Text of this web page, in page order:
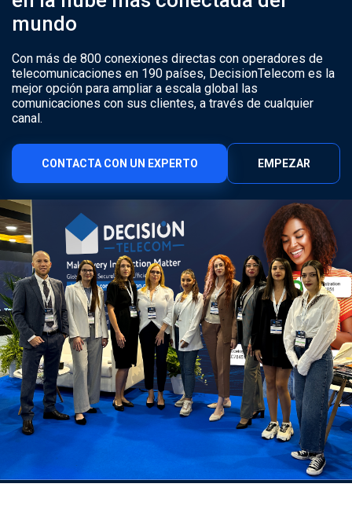
mundo
Con más de 800 conexiones directas con operadores de
telecomunicaciones en 190 países, DecisionTelecom es la
mejor opción para ampliar a escala global las
comunicaciones con sus clientes, a través de cualquier
canal.
CONTACTA CON UN EXPERTO EMPEZAR